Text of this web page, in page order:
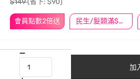
會員點數2倍送 民生/髮類滿$388送舒潔冰巾
$149(省下: $90)
加